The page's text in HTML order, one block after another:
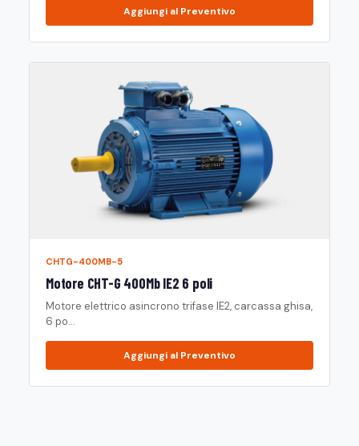
Aggiungi al Preventivo
CHTG-400MB-5
Motore CHT-G 400Mb IE2 6 poli
Motore elettrico asincrono trifase IE2, carcassa ghisa,
6 po...
Aggiungi al Preventivo